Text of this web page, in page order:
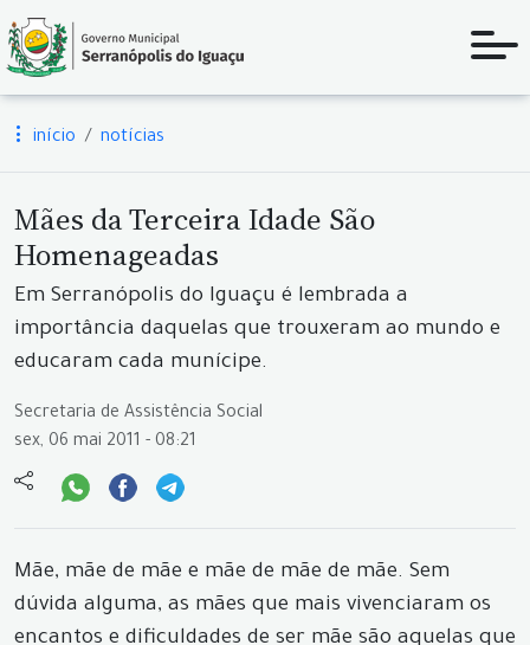
início notícias
Mães da Terceira Idade São
Homenageadas
Em Serranópolis do Iguaçu é lembrada a
importância daquelas que trouxeram ao mundo e
educaram cada munícipe.
Secretaria de Assistência Social
sex, 06 mai 2011 - 08:21
Mãe, mãe de mãe e mãe de mãe de mãe. Sem
dúvida alguma, as mães que mais vivenciaram os
encantos e dificuldades de ser mãe são aquelas que